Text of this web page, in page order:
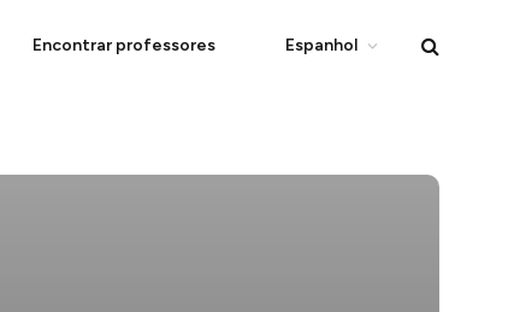
Encontrar professores Espanhol